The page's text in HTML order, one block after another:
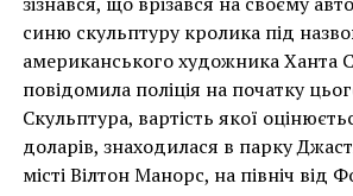
АУКЦИОН БЛОКЧЕЙН
Таинственный сад Мартина Рота
уже после его кончины
ПОПЕРЕДНЯ СТАТТЯ
накинеться на упаковку чіпсів –
має ознаки вуличного художника
Лоустофті на східному узбережжі
року. (Фото Джастіна Талліса / AFP)
В інтерв’ю “Таймс” пан Куттс
синю скульптуру кролика під
американського художника Ханта
повідомила поліція на початку
Скульптура, вартість якої
доларів, знаходилася в парку
місті Вілтон Манорс, на північ від